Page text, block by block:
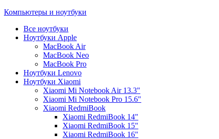
Компьютеры и ноутбуки
Все ноутбуки
Ноутбуки Apple
MacBook Air
MacBook Neo
MacBook Pro
Ноутбуки Lenovo
Ноутбуки Xiaomi
Xiaomi Mi Notebook Air 13.3"
Xiaomi Mi Notebook Pro 15.6"
Xiaomi RedmiBook
Xiaomi RedmiBook 14"
Xiaomi RedmiBook 15"
Xiaomi RedmiBook 16"